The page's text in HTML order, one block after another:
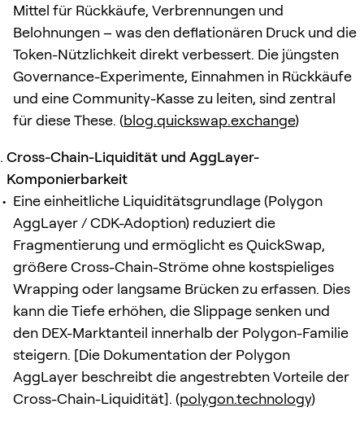
Mittel für Rückkäufe, Verbrennungen und
Belohnungen – was den deflationären Druck und die
Token-Nützlichkeit direkt verbessert. Die jüngsten
Governance-Experimente, Einnahmen in Rückkäufe
und eine Community-Kasse zu leiten, sind zentral
für diese These. (blog.quickswap.exchange)
Cross-Chain-Liquidität und AggLayer-
Komponierbarkeit
Eine einheitliche Liquiditätsgrundlage (Polygon
AggLayer / CDK-Adoption) reduziert die
Fragmentierung und ermöglicht es QuickSwap,
größere Cross-Chain-Ströme ohne kostspieliges
Wrapping oder langsame Brücken zu erfassen. Dies
kann die Tiefe erhöhen, die Slippage senken und
den DEX-Marktanteil innerhalb der Polygon-Familie
steigern. [Die Dokumentation der Polygon
AggLayer beschreibt die angestrebten Vorteile der
Cross-Chain-Liquidität]. (polygon.technology)